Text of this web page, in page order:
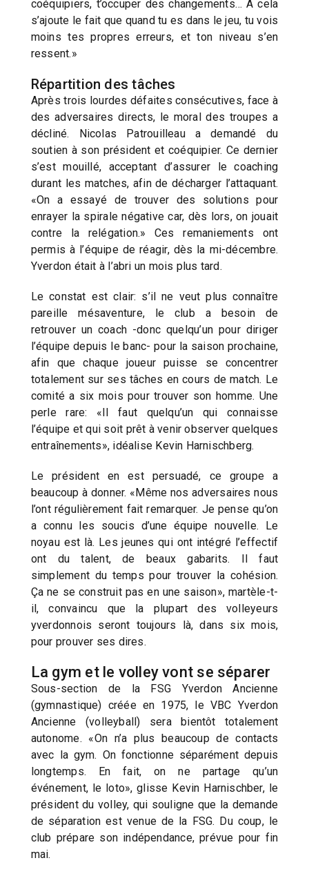
coéquipiers, t’occuper des changements… A cela
s’ajoute le fait que quand tu es dans le jeu, tu vois
moins tes propres erreurs, et ton niveau s’en
ressent.»
Répartition des tâches
Après trois lourdes défaites consécutives, face à
des adversaires directs, le moral des troupes a
décliné. Nicolas Patrouilleau a demandé du
soutien à son président et coéquipier. Ce dernier
s’est mouillé, acceptant d’assurer le coaching
durant les matches, afin de décharger l’attaquant.
«On a essayé de trouver des solutions pour
enrayer la spirale négative car, dès lors, on jouait
contre la relégation.» Ces remaniements ont
permis à l’équipe de réagir, dès la mi-décembre.
Yverdon était à l’abri un mois plus tard.
Le constat est clair: s’il ne veut plus connaître
pareille mésaventure, le club a besoin de
retrouver un coach -donc quelqu’un pour diriger
l’équipe depuis le banc- pour la saison prochaine,
afin que chaque joueur puisse se concentrer
totalement sur ses tâches en cours de match. Le
comité a six mois pour trouver son homme. Une
perle rare: «Il faut quelqu’un qui connaisse
l’équipe et qui soit prêt à venir observer quelques
entraînements», idéalise Kevin Harnischberg.
Le président en est persuadé, ce groupe a
beaucoup à donner. «Même nos adversaires nous
l’ont régulièrement fait remarquer. Je pense qu’on
a connu les soucis d’une équipe nouvelle. Le
noyau est là. Les jeunes qui ont intégré l’effectif
ont du talent, de beaux gabarits. Il faut
simplement du temps pour trouver la cohésion.
Ça ne se construit pas en une saison», martèle-t-
il, convaincu que la plupart des volleyeurs
yverdonnois seront toujours là, dans six mois,
pour prouver ses dires.
La gym et le volley vont se séparer
Sous-section de la FSG Yverdon Ancienne
(gymnastique) créée en 1975, le VBC Yverdon
Ancienne (volleyball) sera bientôt totalement
autonome. «On n’a plus beaucoup de contacts
avec la gym. On fonctionne séparément depuis
longtemps. En fait, on ne partage qu’un
événement, le loto», glisse Kevin Harnischber, le
président du volley, qui souligne que la demande
de séparation est venue de la FSG. Du coup, le
club prépare son indépendance, prévue pour fin
mai.